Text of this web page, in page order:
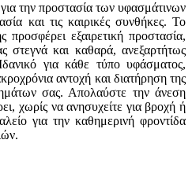
την προστασία των υφασμάτινων
και τις καιρικές συνθήκες. Το
προσφέρει εξαιρετική προστασία,
στεγνά και καθαρά, ανεξαρτήτως
για κάθε τύπο υφάσματος,
αντοχή και διατήρηση της
σας. Απολαύστε την άνεση
χωρίς να ανησυχείτε για βροχή ή
για την καθημερινή φροντίδα